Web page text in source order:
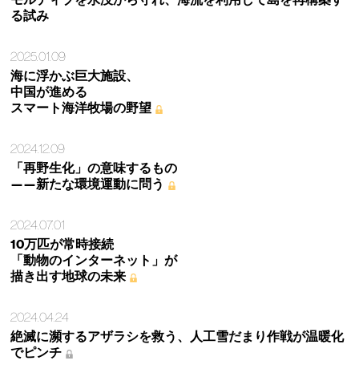
る試み
2025.01.09
海に浮かぶ巨大施設、
中国が進める
スマート海洋牧場の野望
2024.12.09
「再野生化」の意味するもの
——新たな環境運動に問う
2024.07.01
10万匹が常時接続
「動物のインターネット」が
描き出す地球の未来
2024.04.24
絶滅に瀕するアザラシを救う、人工雪だまり作戦が温暖化
でピンチ